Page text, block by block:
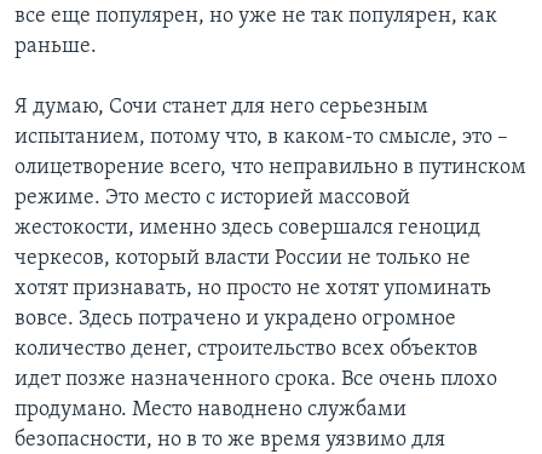
все еще популярен, но уже не так популярен, как
раньше.
Я думаю, Сочи станет для него серьезным
испытанием, потому что, в каком-то смысле, это –
олицетворение всего, что неправильно в путинском
режиме. Это место с историей массовой
жестокости, именно здесь совершался геноцид
черкесов, который власти России не только не
хотят признавать, но просто не хотят упоминать
вовсе. Здесь потрачено и украдено огромное
количество денег, строительство всех объектов
идет позже назначенного срока. Все очень плохо
продумано. Место наводнено службами
безопасности, но в то же время уязвимо для